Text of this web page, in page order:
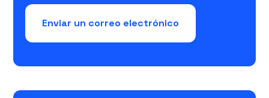
Enviar un correo electrónico